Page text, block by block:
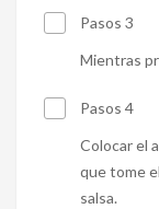
Pasos 3
Mientras
Pasos 4
Colocar el
que tome
salsa.